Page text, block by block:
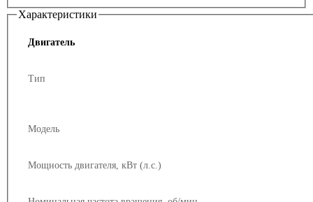
Характеристики
Двигатель
Тип
Модель
Мощность двигателя, кВт (л.с.)